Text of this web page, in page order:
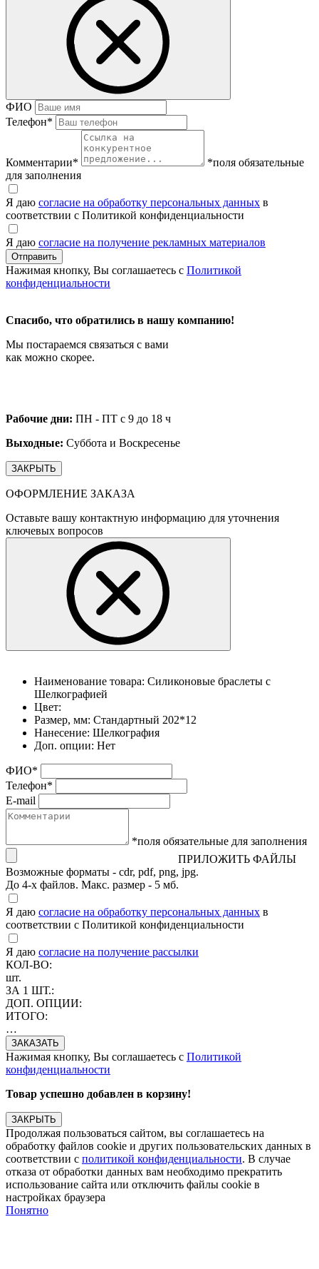
ФИО
Телефон*
Комментарии*
*поля обязательные
для заполнения
Я даю согласие на обработку персональных данных в
соответствии с Политикой конфиденциальности
Я даю согласие на получение рекламных материалов
Нажимая кнопку, Вы соглашаетесь с Политикой
конфиденциальности
Спасибо, что обратились в нашу компанию!
Мы постараемся связаться с вами
как можно скорее.
Рабочие дни: ПН - ПТ с 9 до 18 ч
Выходные: Суббота и Воскресенье
ЗАКРЫТЬ
ОФОРМЛЕНИЕ ЗАКАЗА
Оставьте вашу контактную информацию для уточнения
ключевых вопросов
Наименование товара: Силиконовые браслеты с
Шелкографией
Цвет:
Размер, мм: Стандартный 202*12
Нанесение: Шелкография
Доп. опции: Нет
ФИО*
Телефон*
E-mail
*поля обязательные для заполнения
ПРИЛОЖИТЬ ФАЙЛЫ
Возможные форматы - cdr, pdf, png, jpg.
До 4-х файлов. Макс. размер - 5 мб.
Я даю согласие на обработку персональных данных в
соответствии с Политикой конфиденциальности
Я даю согласие на получение рассылки
КОЛ-ВО:
шт.
ЗА 1 ШТ.:
ДОП. ОПЦИИ:
ИТОГО:
…
Нажимая кнопку, Вы соглашаетесь с Политикой
конфиденциальности
Товар успешно добавлен в корзину!
ЗАКРЫТЬ
Продолжая пользоваться сайтом, вы соглашаетесь на
обработку файлов cookie и других пользовательских данных в
соответствии с политикой конфиденциальности. В случае
отказа от обработки данных вам необходимо прекратить
использование сайта или отключить файлы cookie в
настройках браузера
Понятно